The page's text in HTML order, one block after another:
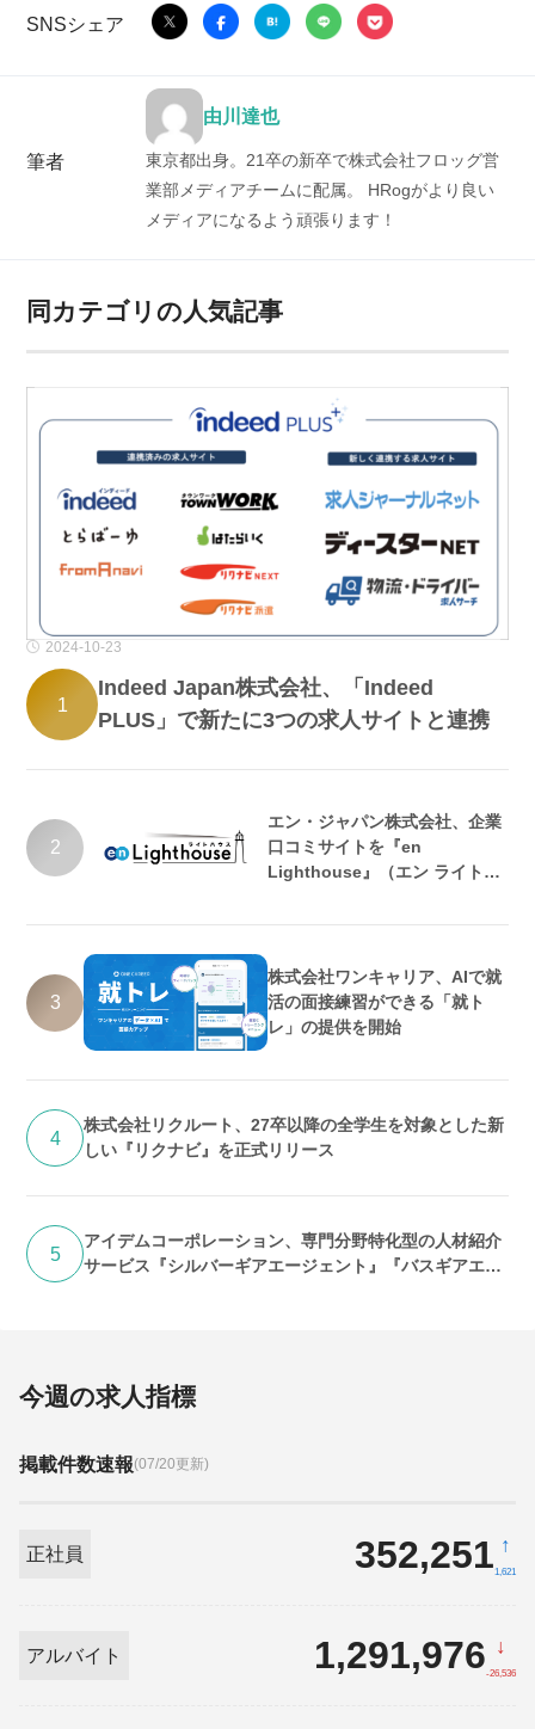
SNSシェア
筆者
由川達也
東京都出身。21卒の新卒で株式会社フロッグ営
業部メディアチームに配属。 HRogがより良い
メディアになるよう頑張ります！
同カテゴリの人気記事
2024-10-23
1
Indeed Japan株式会社、「Indeed
PLUS」で新たに3つの求人サイトと連携
2
エン・ジャパン株式会社、企業
口コミサイトを『en
Lighthouse』（エン ライトハ
3
株式会社ワンキャリア、AIで就
活の面接練習ができる「就ト
レ」の提供を開始
4
株式会社リクルート、27卒以降の全学生を対象とした新
しい『リクナビ』を正式リリース
5
アイデムコーポレーション、専門分野特化型の人材紹介
サービス『シルバーギアエージェント』『バスギアエー
今週の求人指標
掲載件数速報(07/20更新)
正社員 352,251 ↑
1,621
アルバイト 1,291,976 ↓
-26,536